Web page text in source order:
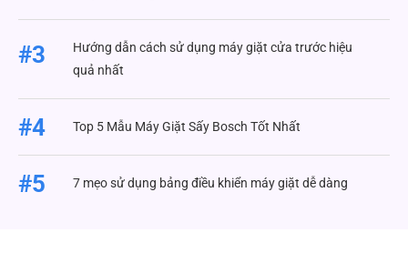
#3
Hướng dẫn cách sử dụng máy giặt cửa trước hiệu
quả nhất
#4 Top 5 Mẫu Máy Giặt Sấy Bosch Tốt Nhất
#5 7 mẹo sử dụng bảng điều khiển máy giặt dễ dàng